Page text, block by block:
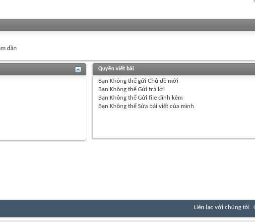
dần
Quyền viết bài
Bạn Không thểgửi Chủ đề mới
Bạn Không thểGửi trả lời
Bạn Không thểGửi file đính kèm
Bạn Không thểSửa bài viết của mình
Liên lạc với chúng tôi